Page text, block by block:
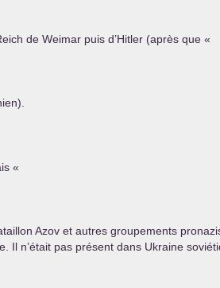
de Weimar puis d’Hitler (après que «
«
Azov et autres groupements
Il n’était pas présent dans Ukraine